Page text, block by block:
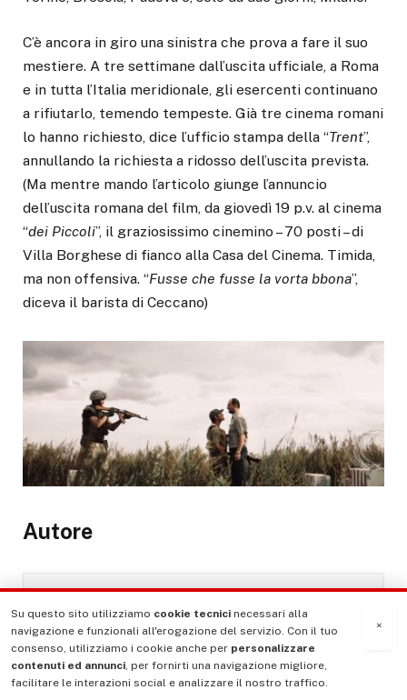
C’è ancora in giro una sinistra che prova a fare il suo
mestiere. A tre settimane dall’uscita ufficiale, a Roma
e in tutta l’Italia meridionale, gli esercenti continuano
a rifiutarlo, temendo tempeste. Già tre cinema romani
lo hanno richiesto, dice l’ufficio stampa della “Trent”,
annullando la richiesta a ridosso dell’uscita prevista.
(Ma mentre mando l’articolo giunge l’annuncio
dell’uscita romana del film, da giovedì 19 p.v. al cinema
“dei Piccoli”, il graziosissimo cinemino – 70 posti – di
Villa Borghese di fianco alla Casa del Cinema. Timida,
ma non offensiva. “Fusse che fusse la vorta bbona”,
diceva il barista di Ceccano)
Autore
Guido Bassi
×
Su questo sito utilizziamo cookie tecnici necessari alla
navigazione e funzionali all'erogazione del servizio. Con il tuo
consenso, utilizziamo i cookie anche per personalizzare
contenuti ed annunci, per fornirti una navigazione migliore,
facilitare le interazioni social e analizzare il nostro traffico.